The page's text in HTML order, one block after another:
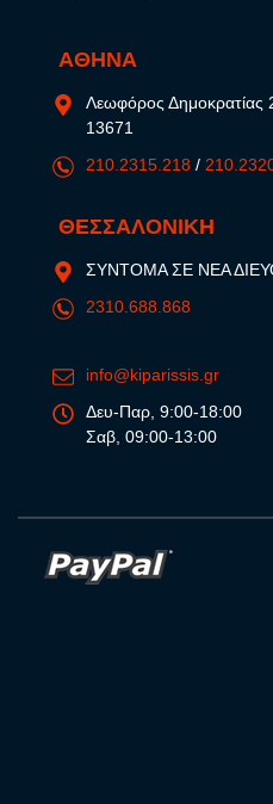
ΑΘΗΝΑ
Λεωφόρος Δημοκρατίας
13671
210.2315.218 /
ΘΕΣΣΑΛΟΝΙΚΗ
ΣΥΝΤΟΜΑ ΣΕ ΝΕΑ
2310.688.868
info@kiparissis.gr
Δευ-Παρ, 9:00-18:00
Σαβ, 09:00-13:00